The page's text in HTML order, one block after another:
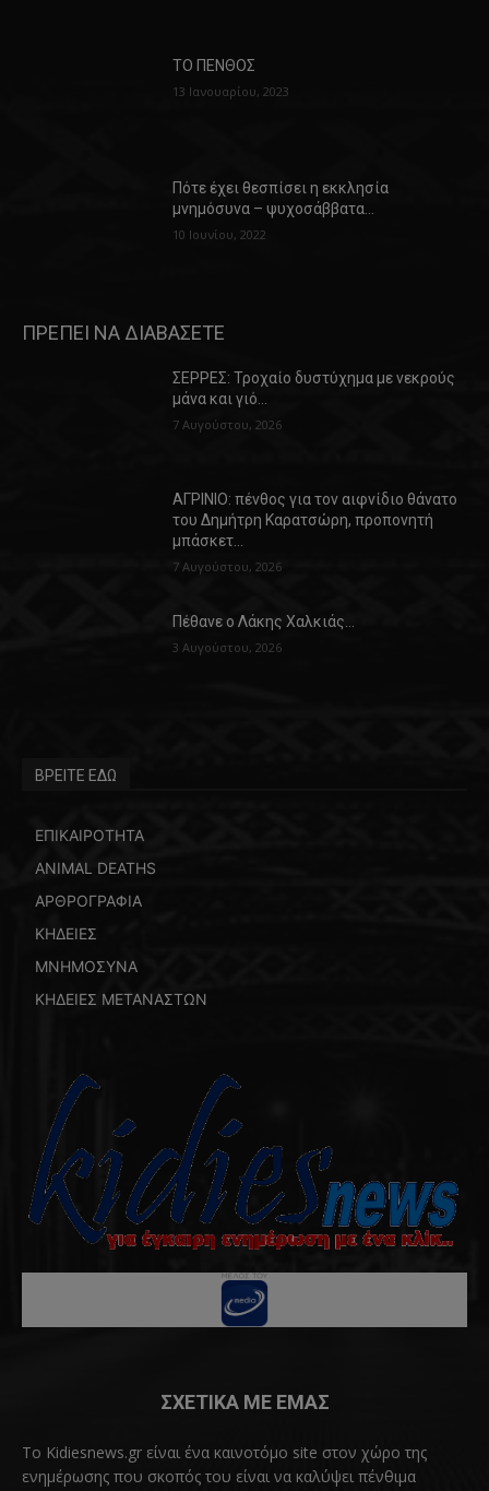
ΤΟ ΠΕΝΘΟΣ
13 Ιανουαρίου, 2023
Πότε έχει θεσπίσει η εκκλησία
μνημόσυνα – ψυχοσάββατα…
10 Ιουνίου, 2022
ΠΡΕΠΕΙ ΝΑ ΔΙΑΒΑΣΕΤΕ
ΣΕΡΡΕΣ: Τροχαίο δυστύχημα με νεκρούς
μάνα και γιό…
7 Αυγούστου, 2026
ΑΓΡΙΝΙΟ: πένθος για τον αιφνίδιο θάνατο
του Δημήτρη Καρατσώρη, προπονητή
μπάσκετ…
7 Αυγούστου, 2026
Πέθανε ο Λάκης Χαλκιάς…
3 Αυγούστου, 2026
ΒΡΕΙΤΕ ΕΔΩ
ΕΠΙΚΑΙΡΟΤΗΤΑ
ANIMAL DEATHS
ΑΡΘΡΟΓΡΑΦΙΑ
ΚΗΔΕΙΕΣ
ΜΝΗΜΟΣΥΝΑ
ΚΗΔΕΙΕΣ ΜΕΤΑΝΑΣΤΩΝ
ΣΧΕΤΙΚΑ ΜΕ ΕΜΑΣ
Το Kidiesnews.gr είναι ένα καινοτόμο site στον χώρο της
ενημέρωσης που σκοπός του είναι να καλύψει πένθιμα